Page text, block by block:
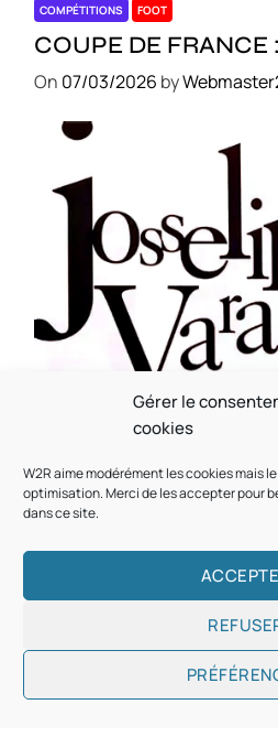
Gérer le
cookies
W2R aime modérément les cookies mais
optimisation. Merci de les accepter pour
dans ce site.
COMPÉTITIONS FOOT
COUPE DE
On 07/03/2026 by
MUSICALE
Souvenir : 1996
On05/03/2026by
Copyright © 2026
Designed & Developed by